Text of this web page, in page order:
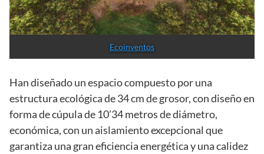
Ecoinventos
Han diseñado un espacio compuesto por una
estructura ecológica de 34 cm de grosor, con diseño en
forma de cúpula de 10’34 metros de diámetro,
económica, con un aislamiento excepcional que
garantiza una gran eficiencia energética y una calidez